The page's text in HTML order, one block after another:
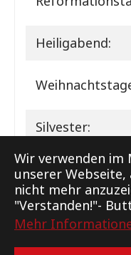
Wir verwenden im
unserer Webseite,
nicht mehr
"Verstanden!"-
Mehr
Heiligabend:
Silvester:
Support Kontakt